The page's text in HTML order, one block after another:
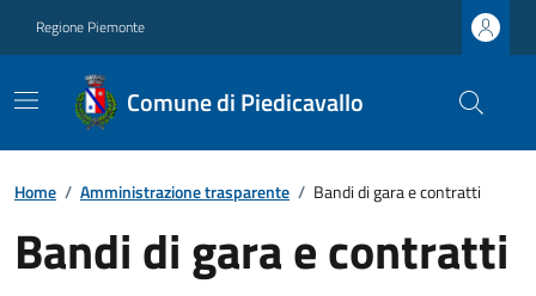
Regione Piemonte
Comune di Piedicavallo
Home / Amministrazione trasparente / Bandi di gara e contratti
Bandi di gara e contratti